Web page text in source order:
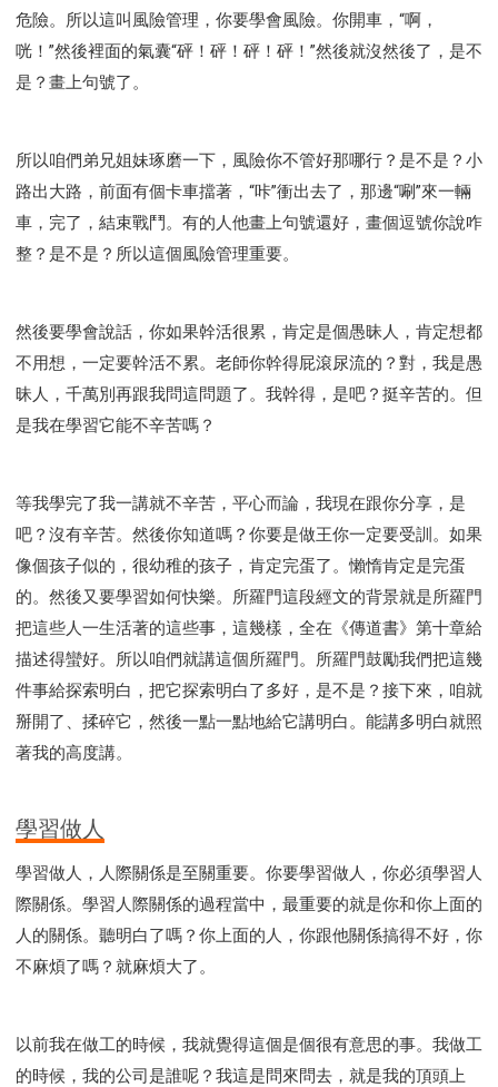
危險。所以這叫風險管理，你要學會風險。你開車，“啊，
咣！”然後裡面的氣囊“砰！砰！砰！砰！”然後就沒然後了，是不
是？畫上句號了。
所以咱們弟兄姐妹琢磨一下，風險你不管好那哪行？是不是？小
路出大路，前面有個卡車擋著，“咔”衝出去了，那邊“唰”來一輛
車，完了，結束戰鬥。有的人他畫上句號還好，畫個逗號你說咋
整？是不是？所以這個風險管理重要。
然後要學會說話，你如果幹活很累，肯定是個愚昧人，肯定想都
不用想，一定要幹活不累。老師你幹得屁滾尿流的？對，我是愚
昧人，千萬別再跟我問這問題了。我幹得，是吧？挺辛苦的。但
是我在學習它能不辛苦嗎？
等我學完了我一講就不辛苦，平心而論，我現在跟你分享，是
吧？沒有辛苦。然後你知道嗎？你要是做王你一定要受訓。如果
像個孩子似的，很幼稚的孩子，肯定完蛋了。懶惰肯定是完蛋
的。然後又要學習如何快樂。所羅門這段經文的背景就是所羅門
把這些人一生活著的這些事，這幾樣，全在《傳道書》第十章給
描述得蠻好。所以咱們就講這個所羅門。所羅門鼓勵我們把這幾
件事給探索明白，把它探索明白了多好，是不是？接下來，咱就
掰開了、揉碎它，然後一點一點地給它講明白。能講多明白就照
著我的高度講。
學習做人
學習做人，人際關係是至關重要。你要學習做人，你必須學習人
際關係。學習人際關係的過程當中，最重要的就是你和你上面的
人的關係。聽明白了嗎？你上面的人，你跟他關係搞得不好，你
不麻煩了嗎？就麻煩大了。
以前我在做工的時候，我就覺得這個是個很有意思的事。我做工
的時候，我的公司是誰呢？我這是問來問去，就是我的頂頭上